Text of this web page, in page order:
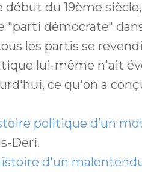
du 19ème siècle,
"parti démocrate"
les partis se
lui-même n'ait
ce qu'on a
politique d’un
Deri.
d'un